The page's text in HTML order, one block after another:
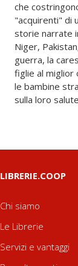
che
"acquirenti" di
storie narrate
Niger,
guerra, la
figlie al
le bambine
sulla loro
di contrasto al
una presa di
scuola, le
le tinte fosche
piccole
hanno
LIBRERIE.COOP
Chi siamo
Le Librerie
Servizi e vantaggi